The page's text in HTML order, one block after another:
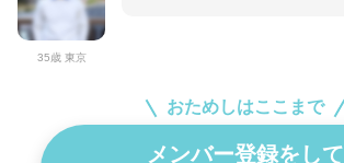
35歳 東京
おためしはここまで
メンバー登録をして